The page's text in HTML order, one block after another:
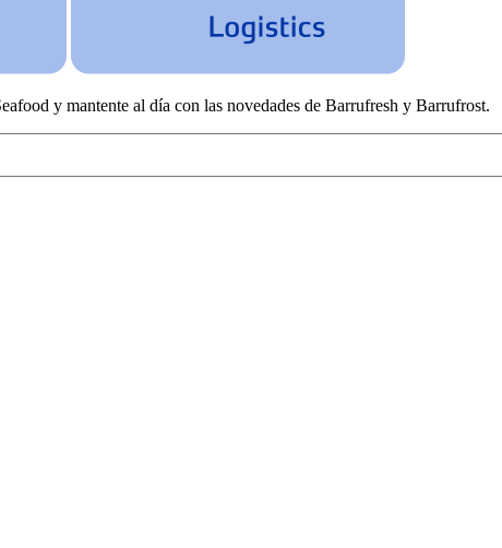
y mantente al día con las novedades de Barrufresh y Barrufrost.